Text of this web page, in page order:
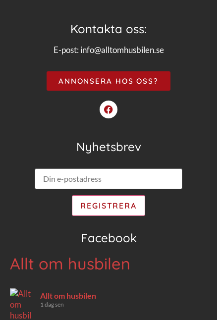
Kontakta oss:
E-post: info@alltomhusbilen.se
ANNONSERA HOS OSS?
Nyhetsbrev
Facebook
Allt om husbilen
Allt om husbilen
1 dag sen